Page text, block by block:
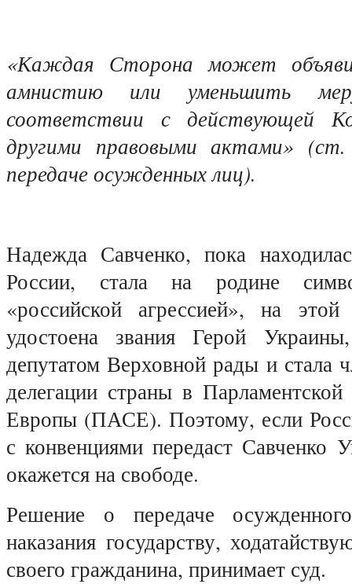
«Каждая Сторона может
амнистию или уменьшить
соответствии с действующей
другими правовыми актами»
передаче осужденных лиц).
Надежда Савченко, пока
России, стала на родине
«российской агрессией», на
удостоена звания Герой
депутатом Верховной рады и стала
делегации страны в Парламентской
Европы (ПАСЕ). Поэтому, если
с конвенциями передаст Савченко
окажется на свободе.
Решение о передаче
наказания государству,
своего гражданина, принимает суд.